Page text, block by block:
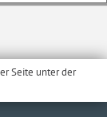
Seite unter der